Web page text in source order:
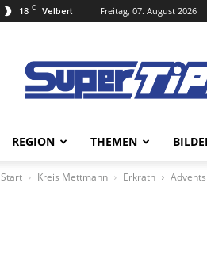
18 C Velbert Freitag, 07. August 2026
Tipp
Online
REGION THEMEN
Start Kreis Mettmann Erkrath